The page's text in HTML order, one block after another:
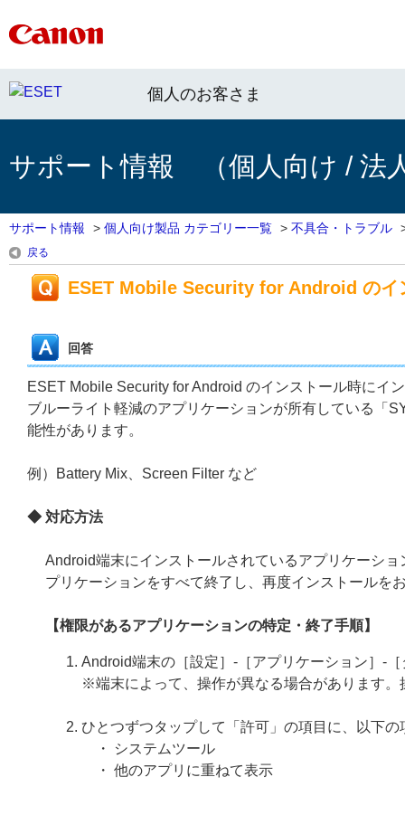
個人のお客さま
サポート情報 （個人向け / 法
サポート情報 > 個人向け製品 カテゴリー一覧 > 不具合・トラブル
戻る
ESET Mobile Security for Android のイ
回答
ESET Mobile Security for Android のインストール時にイ
ブルーライト軽減のアプリケーションが所有している「
能性があります。
例）Battery Mix、Screen Filter など
◆ 対応方法
Android端末にインストールされているアプリケーシ
プリケーションをすべて終了し、再度インストールを
【権限があるアプリケーションの特定・終了手順】
Android端末の［設定］-［アプリケーション］-
※端末によって、操作が異なる場合があります
ひとつずつタップして「許可」の項目に、以下
・ システムツール
・ 他のアプリに重ねて表示